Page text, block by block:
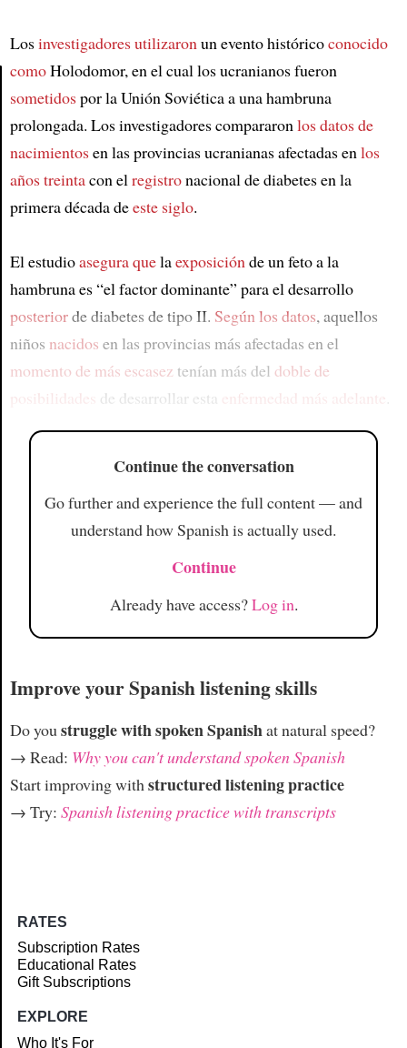
Article
Losinvestigadores utilizaron un evento históricoconocido
comoHolodomor, en el cual los ucranianos fueron
sometidospor la Unión Soviética a una hambruna
prolongada. Los investigadores compararon los datos de
nacimientosen las provincias ucranianas afectadas en los
años treintacon el registronacional de diabetes en la
primera década deeste siglo.
El estudioasegura quelaexposición de un feto a la
hambruna es “el factor dominante” para el desarrollo
posteriorde diabetes de tipo II. Según los datos, aquellos
niños nacidos en las provincias más afectadas en el
momento de más escasez tenían más del doble de
posibilidades
de desarrollar esta enfermedad más adelante
Continue the conversation
Go further and experience the full content — and
understand how Spanish is actually used.
Continue
Already have access?Log in.
Improve your Spanish listening skills
Do youstruggle with spoken Spanishat natural speed?
→ Read: Why you can't understand spoken Spanish
Start improving withstructured listening practice
→ Try: Spanish listening practice with transcripts
RATES
Subscription Rates
Educational Rates
Gift Subscriptions
EXPLORE
Who It's For